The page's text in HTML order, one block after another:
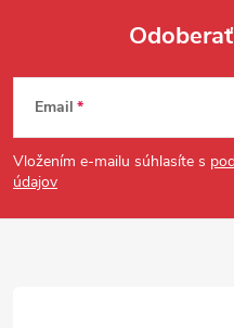
Zápätie
Email
Vložením e-mailu súhlasíte s
údajov